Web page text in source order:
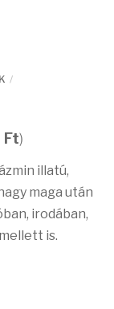
Ft)
illatú,
maga után
irodában,
is.